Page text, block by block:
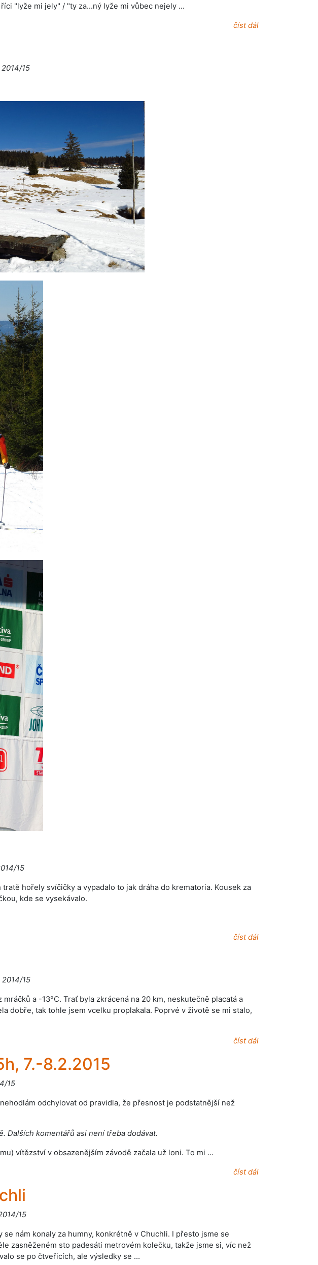
"lyže mi jely" / "ty za...ný lyže mi vůbec nejely …
číst dál
2014/15
15
hořely svíčičky a vypadalo to jak dráha do krematoria. Kousek za
kde se vysekávalo.
číst dál
2014/15
a -13°C. Trať byla zkrácená na 20 km, neskutečně placatá a
dobře, tak tohle jsem vcelku proplakala. Poprvé v životě se mi stalo,
číst dál
7.-8.2.2015
15
odchylovat od pravidla, že přesnost je podstatnější než
Dalších komentářů asi není třeba dodávat.
vítězství v obsazenějším závodě začala už loni. To mi …
číst dál
15
nám konaly za humny, konkrétně v Chuchli. I přesto jsme se
zasněženém sto padesáti metrovém kolečku, takže jsme si, víc než
se po čtveřicích, ale výsledky se …